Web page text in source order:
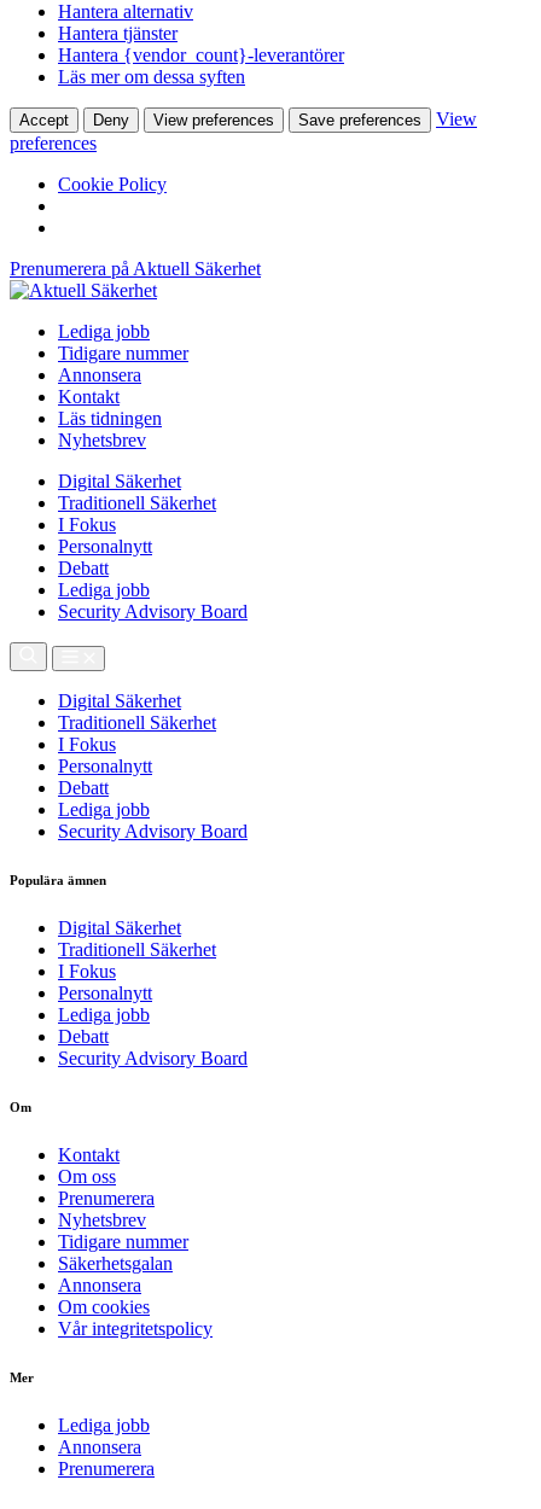
Hantera alternativ
Hantera tjänster
Hantera {vendor_count}-leverantörer
Läs mer om dessa syften
Accept Deny View preferences Save preferences
View
preferences
Cookie Policy
Prenumerera på Aktuell Säkerhet
Lediga jobb
Tidigare nummer
Annonsera
Kontakt
Läs tidningen
Nyhetsbrev
Digital Säkerhet
Traditionell Säkerhet
I Fokus
Personalnytt
Debatt
Lediga jobb
Security Advisory Board
Digital Säkerhet
Traditionell Säkerhet
I Fokus
Personalnytt
Debatt
Lediga jobb
Security Advisory Board
Populära ämnen
Digital Säkerhet
Traditionell Säkerhet
I Fokus
Personalnytt
Lediga jobb
Debatt
Security Advisory Board
Om
Kontakt
Om oss
Prenumerera
Nyhetsbrev
Tidigare nummer
Säkerhetsgalan
Annonsera
Om cookies
Vår integritetspolicy
Mer
Lediga jobb
Annonsera
Prenumerera